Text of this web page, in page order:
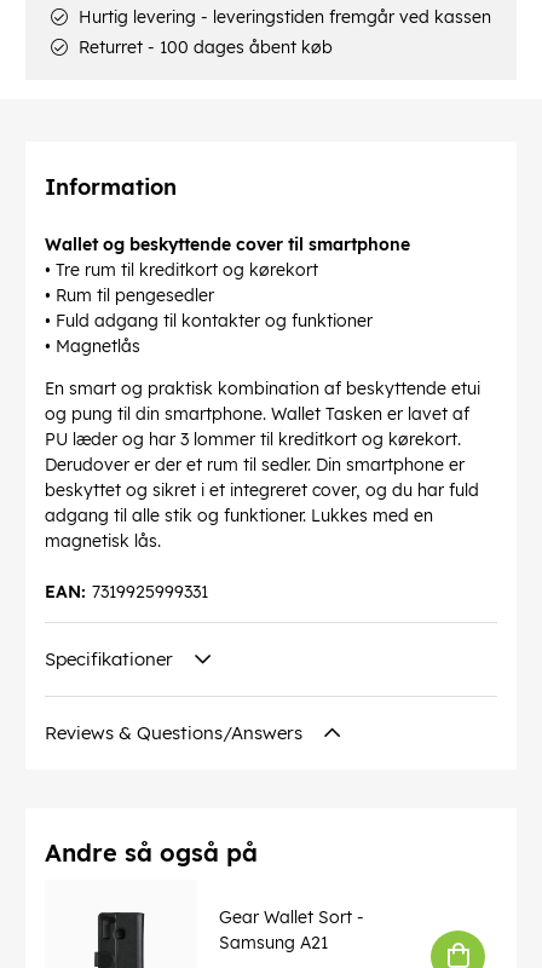
Hurtig levering - leveringstiden fremgår ved kassen
Returret - 100 dages åbent køb
Information
Wallet og beskyttende cover til smartphone
• Tre rum til kreditkort og kørekort
• Rum til pengesedler
• Fuld adgang til kontakter og funktioner
• Magnetlås
En smart og praktisk kombination af beskyttende etui
og pung til din smartphone. Wallet Tasken er lavet af
PU læder og har 3 lommer til kreditkort og kørekort.
Derudover er der et rum til sedler. Din smartphone er
beskyttet og sikret i et integreret cover, og du har fuld
adgang til alle stik og funktioner. Lukkes med en
magnetisk lås.
7319925999331
EAN:
Specifikationer
Reviews & Questions/Answers
Andre så også på
Gear Wallet Sort -
Samsung A21